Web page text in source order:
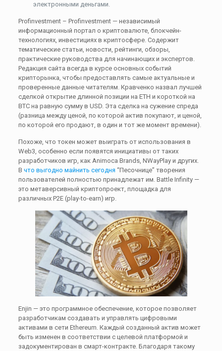
электронными деньгами.
Profinvestment – Profinvestment — независимый
информационный портал о криптовалюте, блокчейн-
технологиях, инвестициях в криптосфере. Содержит
тематические статьи, новости, рейтинги, обзоры,
практические руководства для начинающих и экспертов.
Редакция сайта всегда в курсе основных событий
крипторынка, чтобы предоставлять самые актуальные и
проверенные данные читателям. Кравченко назвал лучшей
сделкой открытие длинной позиции на ETH и короткой на
BTC на равную сумму в USD. Эта сделка на сужение спреда
(разница между ценой, по которой актив покупают, и ценой,
по которой его продают, в один и тот же момент времени).
Похоже, что токен может выиграть от использования в
Web3, особенно если появятся инициативы от таких
разработчиков игр, как Animoca Brands, NWayPlay и других.
В что выгодно майнить сегодня “Песочнице” творения
пользователей полностью принадлежат им. Battle Infinity —
это метаверсивный криптопроект, площадка для
различных P2E (play-to-earn) игр.
Enjin — это программное обеспечение, которое позволяет
разработчикам создавать и управлять цифровыми
активами в сети Ethereum. Каждый созданный актив может
быть изменен в соответствии с целевой платформой и
задокументирован в смарт-контракте. Благодаря такому